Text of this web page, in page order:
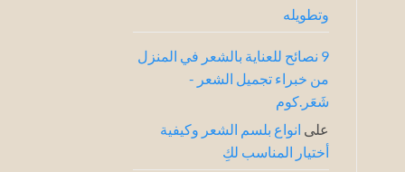
وتطويله
9 نصائح للعناية بالشعر في المنزل
من خبراء تجميل الشعر -
شَعَر.كوم
على انواع بلسم الشعر وكيفية
أختيار المناسب لكِ